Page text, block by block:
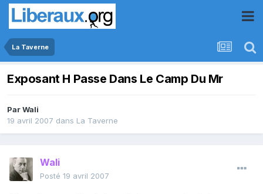
La Taverne
Exposant H Passe Dans Le Camp Du Mr
ParWali
19 avril 2007 dans La Taverne
Wali
Posté 19 avril 2007